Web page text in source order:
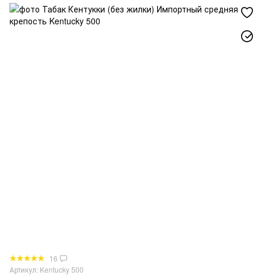
16
Артикул: Kentucky 500